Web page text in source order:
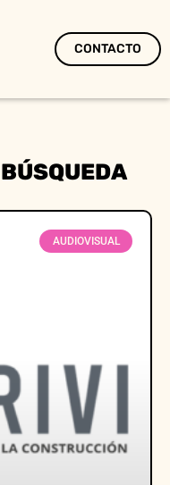
CONTACTO
AUDIOVISUAL